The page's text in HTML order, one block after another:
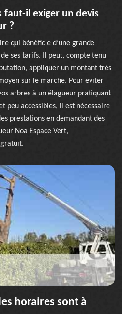
faut-il exiger un devis
?
qui bénéficie d’une grande
ses tarifs. Il peut, compte tenu
appliquer un montant très
sur le marché. Pour éviter
arbres à un élagueur pratiquant
peu accessibles, il est nécessaire
prestations en demandant des
Noa Espace Vert,
gratuit.
horaires sont à